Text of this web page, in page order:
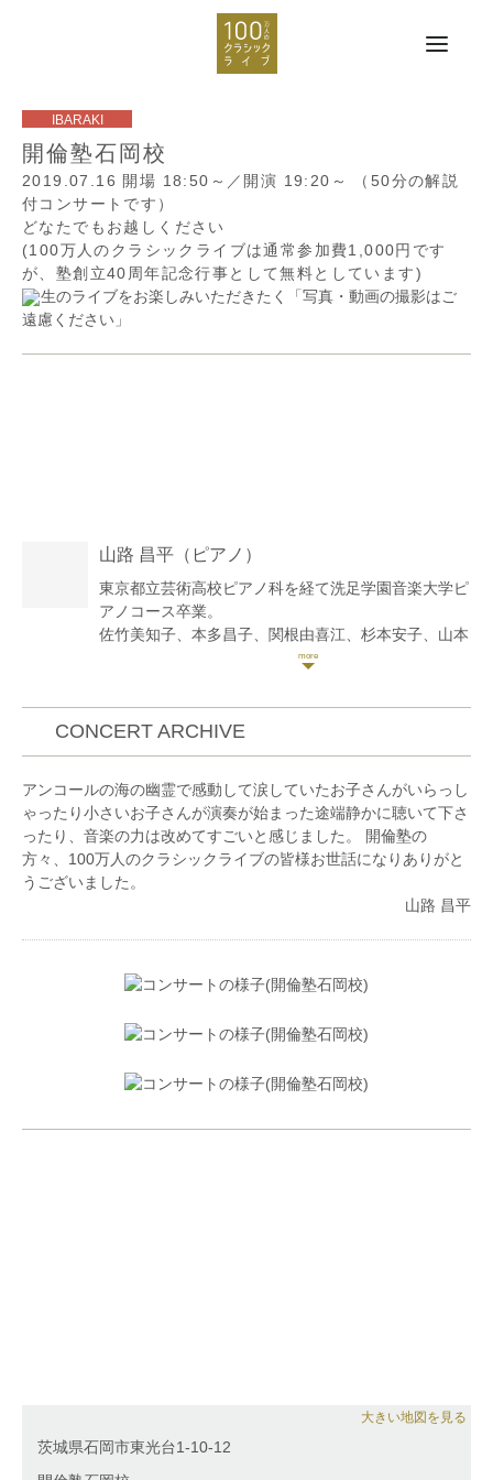
開倫塾石岡校
2019.07.16 開場 18:50～／開演 19:20～
（50分の解説
付コンサートです）
どなたでもお越しください
(100万人のクラシックライブは通常参加費1,000円です
が、塾創立40周年記念行事として無料としています)
生のライブをお楽しみいただきたく「写真・動画の撮影はご
遠慮ください」
山路 昌平 （ピアノ）
東京都立芸術高校ピアノ科を経て洗足学園音楽大学ピ
アノコース卒業。
佐竹美知子、本多昌子、関根由喜江、杉本安子、山本
ョン奨励賞。
社団法人日本ピアノ調律師協会第11回新人演奏会にて
専門学校非常勤講師。
ブログコンサート予定
https://ameblo.jp/9314yamajisyouhei/
クラシックyoutubeチャンネル「さんチャンネル」
2020年開設。
https://youtube.com/channel/
CONCERT ARCHIVE
アンコールの海の幽霊で感動して涙していたお子さんがいらっし
ゃったり小さいお子さんが演奏が始まった途端静かに聴いて下さ
ったり、音楽の力は改めてすごいと感じました。 開倫塾の
方々、100万人のクラシックライブの皆様お世話になりありがと
うございました。
山路 昌平
大きい地図を見る
茨城県石岡市東光台1-10-12